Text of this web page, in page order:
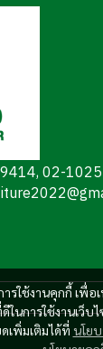
ารใช้งานคุกกี้ เพื่
นการใช้งานเว็บ
เพิ่มเติมได้ที่ นโย
02-